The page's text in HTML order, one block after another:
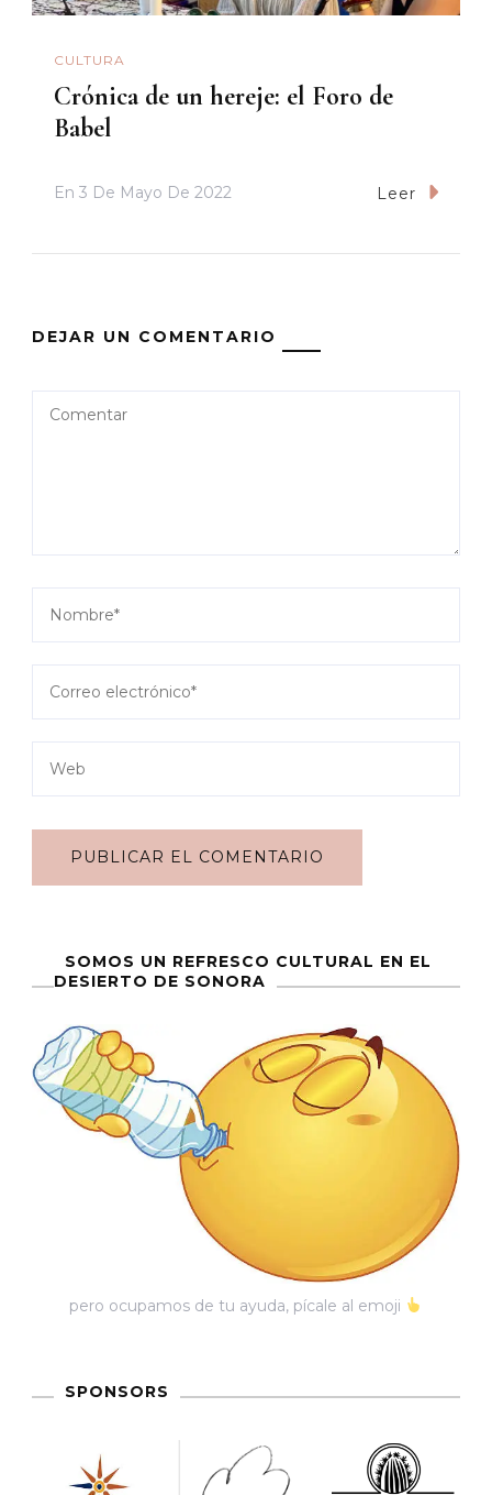
CULTURA
Crónica de un hereje: el Foro de
Babel
En 3 De Mayo De 2022 Leer
DEJAR UN COMENTARIO
SOMOS UN REFRESCO CULTURAL EN EL
DESIERTO DE SONORA
pero ocupamos de tu ayuda, pícale al emoji
SPONSORS